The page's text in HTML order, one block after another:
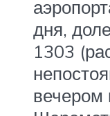
дня,
1303
вечером